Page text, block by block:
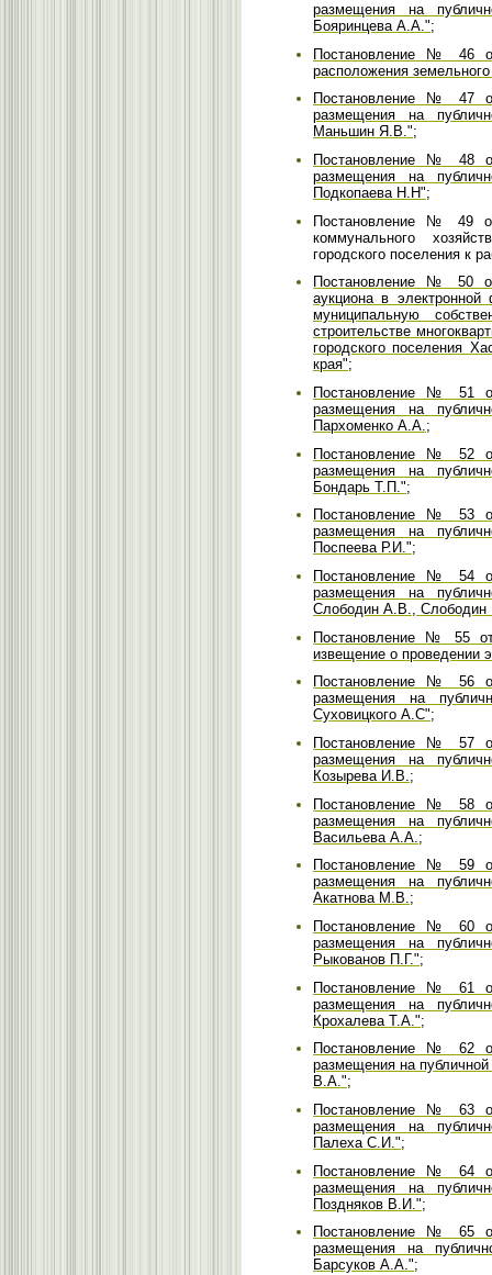
размещения на
Бояринцева А.А.";
Постановление № 46
расположения
Постановление № 47
размещения на
Маньшин Я.В.";
Постановление № 48
размещения на
Подкопаева Н.Н";
Постановление № 49
коммунального
городского поселения к
Постановление № 50
аукциона в
муниципальную
строительстве
городского поселения
края";
Постановление № 51
размещения на
Пархоменко А.А.;
Постановление № 52
размещения на
Бондарь Т.П.";
Постановление № 53
размещения на
Поспеева Р.И.";
Постановление № 54
размещения на
Слободин А.В.,
Постановление № 55
извещение о проведении
Постановление № 56
размещения на
Суховицкого А.С";
Постановление № 57
размещения на
Козырева И.В.;
Постановление № 58
размещения на
Васильева А.А.;
Постановление № 59
размещения на
Акатнова М.В.;
Постановление № 60
размещения на
Рыкованов П.Г.";
Постановление № 61
размещения на
Крохалева Т.А.";
Постановление № 62
размещения на публичной
В.А.";
Постановление № 63
размещения на
Палеха С.И.";
Постановление № 64
размещения на
Поздняков В.И.";
Постановление № 65
размещения на
Барсуков А.А.";